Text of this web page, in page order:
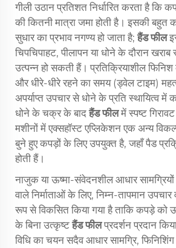
गीली उठान प्रतिशत निर्धारित करता है कि
की कितनी मात्रा जमा होती है। इसकी बहुत
सुधार का प्रभाव नगण्य हो जाता है;हैंड फील
चिपचिपाहट, पीलापन या धोने के दौरान खराब
उत्पन्न हो सकती हैं। प्रतिक्रियाशील
और धीरे-धीरे रहने का समय (ड्वेल टाइम)
अपर्याप्त उपचार से धोने के प्रति स्थायित्व
धोने के चक्र के बादहैंड फीलमें स्पष्ट
मशीनों में एक्सहॉस्ट एप्लिकेशन एक अन्य
बुने हुए कपड़ों के लिए उपयुक्त है, जहाँ पैड
होती हैं।
नाजुक या ऊष्मा-संवेदनशील आधार
वाले निर्माताओं के लिए, निम्न-तापमान
रूप से विकसित किया गया है ताकि कपड़े को
के बिना उत्कृष्टहैंड फीलप्रदर्शन प्रदान
विधि का चयन सदैव आधार सामग्रि,